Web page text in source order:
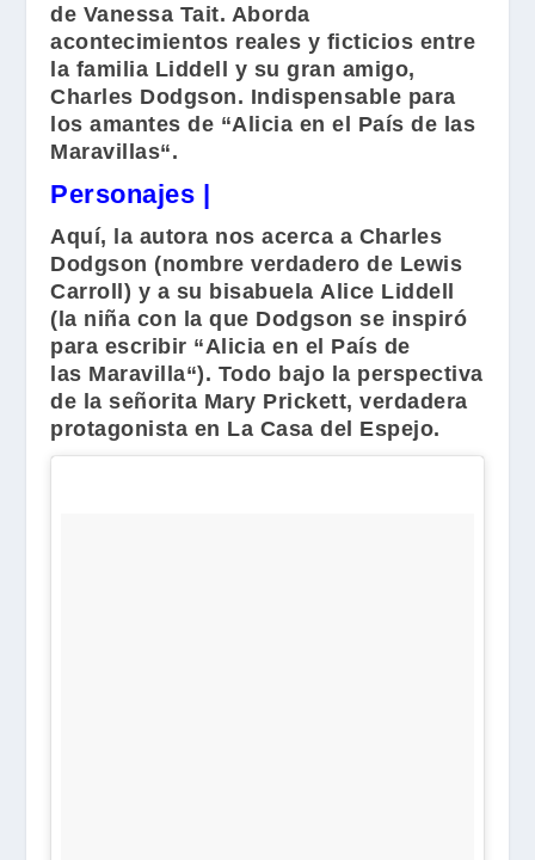
de Vanessa Tait. Aborda
acontecimientos reales y ficticios entre
la familia Liddell
y su gran amigo,
Charles Dodgson. Indispensable para
los amantes de “Alicia en el País de las
Maravillas“.
Personajes |
Aquí, la autora nos acerca a Charles
Dodgson (nombre verdadero de Lewis
Carroll ) y a su bisabuelaAlice Liddell
(la niña con la que Dodgson se inspiró
para escribir “Alicia en el País de
las Maravilla“). Todo bajo la perspectiva
de la señorita Mary Prickett, verdadera
protagonista en La Casa del Espejo.